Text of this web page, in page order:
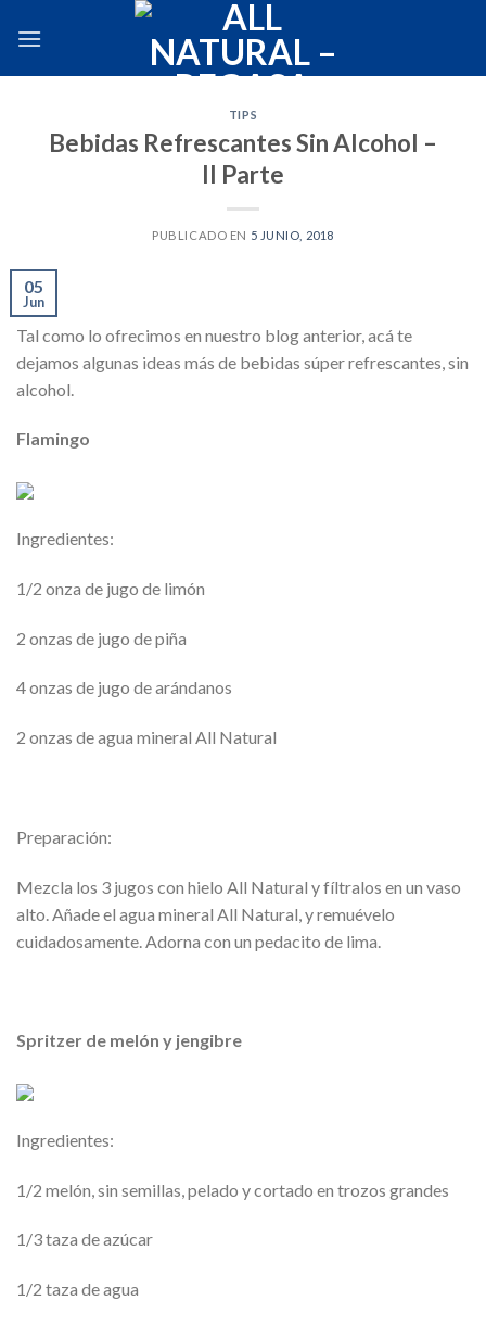
TIPS
Bebidas Refrescantes Sin Alcohol –
II Parte
PUBLICADO EN 5 JUNIO, 2018
05
Jun
Tal como lo ofrecimos en nuestro blog anterior, acá te
dejamos algunas ideas más de bebidas súper refrescantes, sin
alcohol.
Flamingo
Ingredientes:
1/2 onza de jugo de limón
2 onzas de jugo de piña
4 onzas de jugo de arándanos
2 onzas de agua mineral All Natural
Preparación:
Mezcla los 3 jugos con hielo All Natural y fíltralos en un vaso
alto. Añade el agua mineral All Natural, y remuévelo
cuidadosamente. Adorna con un pedacito de lima.
Spritzer de melón y jengibre
Ingredientes:
1/2 melón, sin semillas, pelado y cortado en trozos grandes
1/3 taza de azúcar
1/2 taza de agua